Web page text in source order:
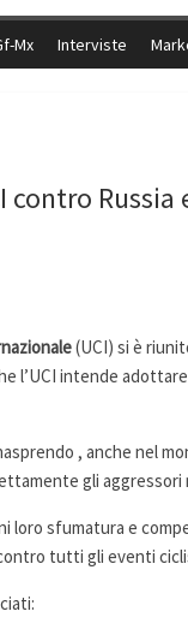
Mx Interviste
contro Russia
(UCI) si è
l’UCI intende
, anche nel
gli aggressori
sfumatura e
tutti gli eventi